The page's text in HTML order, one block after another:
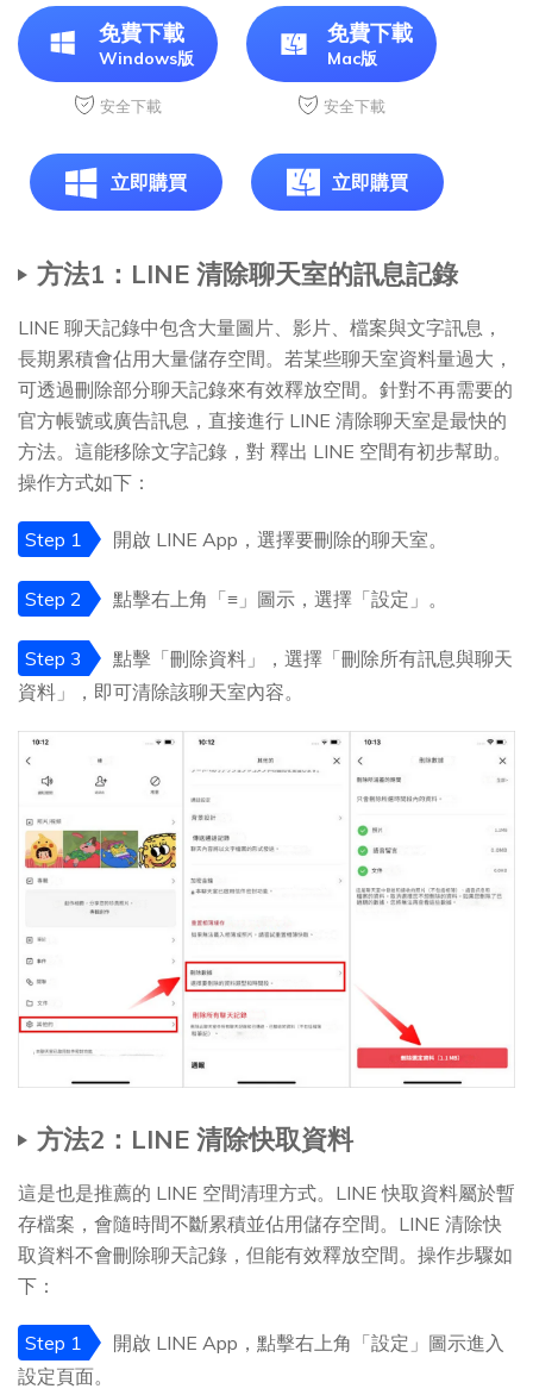
免費下載
Windows版
安全下載
免費下載
Mac版
安全下載
立即購買 立即購買
方法1：LINE 清除聊天室的訊息記錄
LINE 聊天記錄中包含大量圖片、影片、檔案與文字訊息，
長期累積會佔用大量儲存空間。若某些聊天室資料量過大，
可透過刪除部分聊天記錄來有效釋放空間。針對不再需要的
官方帳號或廣告訊息，直接進行 LINE 清除聊天室是最快的
方法。這能移除文字記錄，對 釋出 LINE 空間有初步幫助。
操作方式如下：
Step 1 開啟 LINE App，選擇要刪除的聊天室。
Step 2 點擊右上角「≡」圖示，選擇「設定」。
Step 3
點擊「刪除資料」，選擇「刪除所有訊息與聊天
資料」，即可清除該聊天室內容。
方法2：LINE 清除快取資料
這是也是推薦的 LINE 空間清理方式。LINE 快取資料屬於暫
存檔案，會隨時間不斷累積並佔用儲存空間。LINE 清除快
取資料不會刪除聊天記錄，但能有效釋放空間。操作步驟如
下：
Step 1
開啟 LINE App，點擊右上角「設定」圖示進入
設定頁面。